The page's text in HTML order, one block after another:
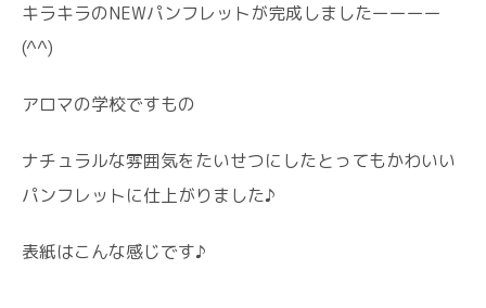
キラキラのNEWパンフレットが完成しましたーーーー
(^^)
アロマの学校ですもの
ナチュラルな雰囲気をたいせつにしたとってもかわいい
パンフレットに仕上がりました♪
表紙はこんな感じです♪